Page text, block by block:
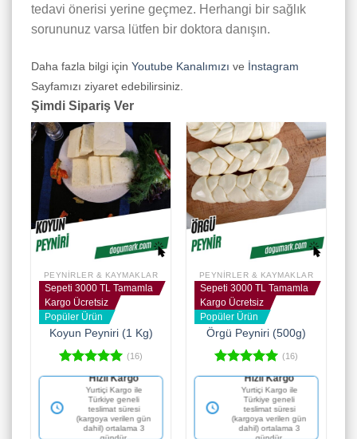
tedavi önerisi yerine geçmez. Herhangi bir sağlık
sorununuz varsa lütfen bir doktora danışın.
Daha fazla bilgi için Youtube Kanalımızı ve İnstagram
Sayfamızı ziyaret edebilirsiniz.
Şimdi Sipariş Ver
PEYNIRLER & KAYMAKLAR
Sepeti 3000 TL Tamamla
Kargo Ücretsiz
Popüler Ürün
Koyun Peyniri (1 Kg)
5 üzerinden
oy
aldı
(16)
Hızlı Kargo
Yurtiçi Kargo ile
Türkiye geneli
teslimat süresi
(kargoya verilen gün
dahil) ortalama 3
PEYNIRLER & KAYMAKLAR
Sepeti 3000 TL Tamamla
Kargo Ücretsiz
Popüler Ürün
Örgü Peyniri (500g)
5 üzerinden
oy
aldı
(16)
Hızlı Kargo
Yurtiçi Kargo ile
Türkiye geneli
teslimat süresi
(kargoya verilen gün
dahil) ortalama 3